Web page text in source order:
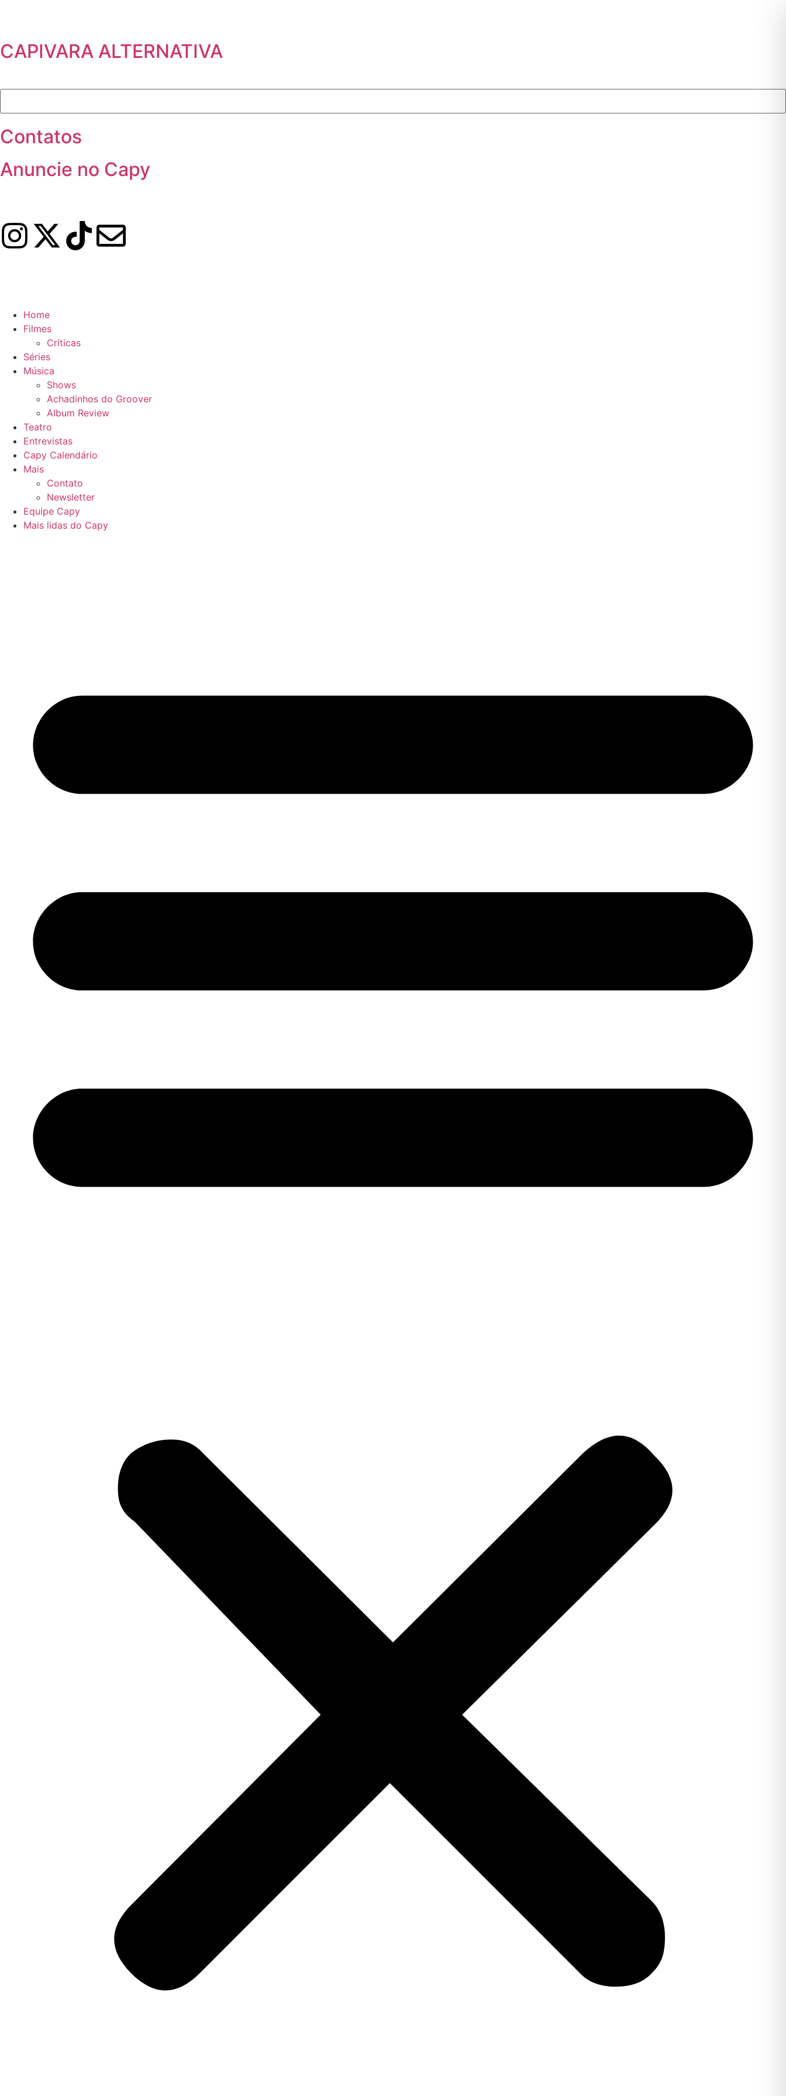
CAPIVARA ALTERNATIVA
Contatos
Anuncie no Capy
Home
Filmes
Críticas
Séries
Música
Shows
Achadinhos do Groover
Album Review
Teatro
Entrevistas
Capy Calendário
Mais
Contato
Newsletter
Equipe Capy
Mais lidas do Capy